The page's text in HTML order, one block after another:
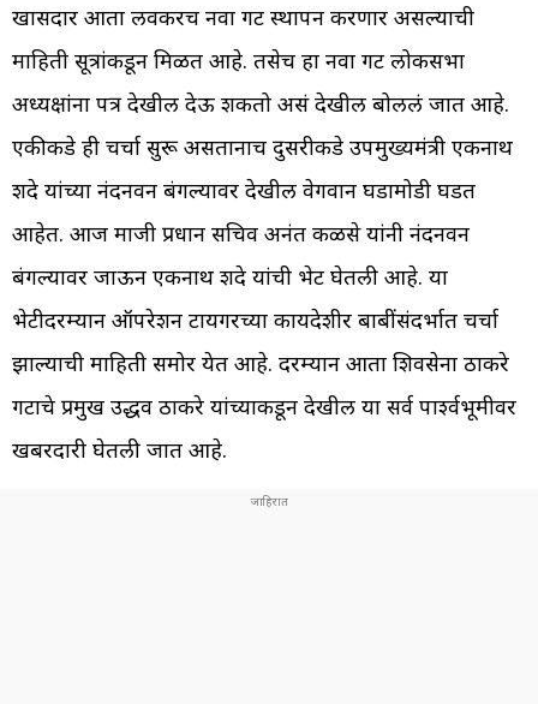
खासदार आता लवकरच नवा गट स्थापन करणार असल्याची
माहिती सूत्रांकडून मिळत आहे. तसेच हा नवा गट लोकसभा
अध्यक्षांना पत्र देखील देऊ शकतो असं देखील बोललं जात आहे.
एकीकडे ही चर्चा सुरू असतानाच दुसरीकडे उपमुख्यमंत्री एकनाथ
शिंदे यांच्या नंदनवन बंगल्यावर देखील वेगवान घडामोडी घडत
आहेत. आज माजी प्रधान सचिव अनंत कळसे यांनी नंदनवन
बंगल्यावर जाऊन एकनाथ शिंदे यांची भेट घेतली आहे. या
भेटीदरम्यान ऑपरेशन टायगरच्या कायदेशीर बाबींसंदर्भात चर्चा
झाल्याची माहिती समोर येत आहे. दरम्यान आता शिवसेना ठाकरे
गटाचे प्रमुख उद्धव ठाकरे यांच्याकडून देखील या सर्व पार्श्वभूमीवर
खबरदारी घेतली जात आहे.